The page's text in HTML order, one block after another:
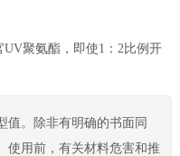
UV聚氨酯，即使1：2比例开
值。除非有明确的书面同
使用前，有关材料危害和推